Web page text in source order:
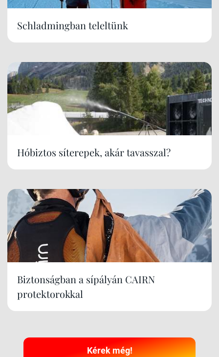
Schladmingban teleltünk
Hóbiztos síterepek, akár tavasszal?
Biztonságban a sípályán CAIRN
protektorokkal
Kérek még!